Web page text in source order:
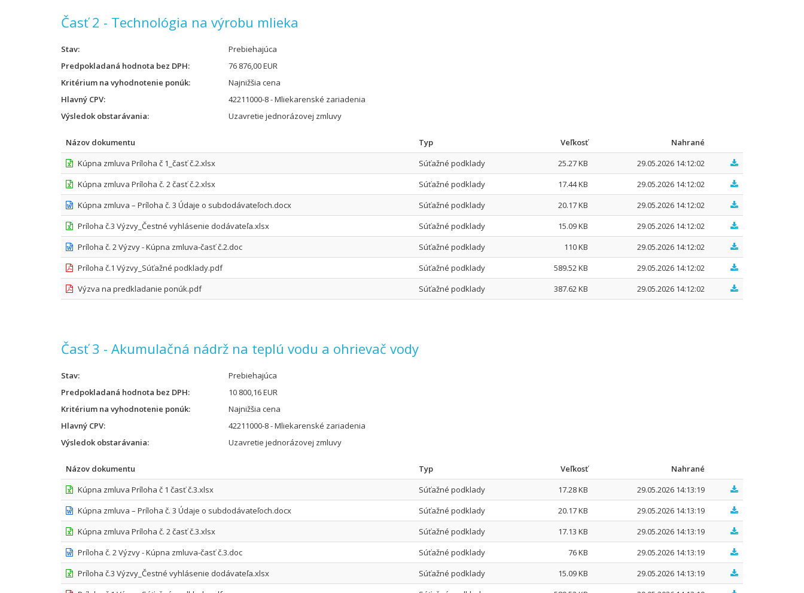
Časť 2 - Technológia na výrobu mlieka
Stav
Prebiehajúca
Predpokladaná hodnota bez DPH
76 876,00 EUR
Kritérium na vyhodnotenie ponúk
Najnižšia cena
Hlavný CPV
42211000-8 - Mliekarenské zariadenia
Výsledok obstarávania
Uzavretie jednorázovej zmluvy
Názov dokumentu Typ Veľkosť
Nahrané
Kúpna zmluva Príloha č 1_časť č.2.xlsx
Súťažné podklady 25.27 KB
29.05.2026 14:12:02
Kúpna zmluva Príloha č. 2 časť č.2.xlsx
Súťažné podklady 17.44 KB
29.05.2026 14:12:02
Kúpna zmluva – Príloha č. 3 Údaje o subdodávateľoch.docx
Súťažné podklady 20.17 KB
29.05.2026 14:12:02
Príloha č.3 Výzvy_Čestné vyhlásenie dodávateľa.xlsx
Súťažné podklady 15.09 KB
29.05.2026 14:12:02
Príloha č. 2 Výzvy - Kúpna zmluva-časť č.2.doc
Súťažné podklady 110 KB
29.05.2026 14:12:02
Príloha č.1 Výzvy_Súťažné podklady.pdf
Súťažné podklady 589.52 KB
29.05.2026 14:12:02
Výzva na predkladanie ponúk.pdf
Súťažné podklady 387.62 KB 29.05.2026 14:12:02
Časť 3 - Akumulačná nádrž na teplú vodu a ohrievač vody
Stav
Prebiehajúca
Predpokladaná hodnota bez DPH
10 800,16 EUR
Kritérium na vyhodnotenie ponúk
Najnižšia cena
Hlavný CPV
42211000-8 - Mliekarenské zariadenia
Výsledok obstarávania
Uzavretie jednorázovej zmluvy
Názov dokumentu Typ Veľkosť
Nahrané
Kúpna zmluva Príloha č 1 časť č.3.xlsx
Súťažné podklady 17.28 KB
29.05.2026 14:13:19
Kúpna zmluva – Príloha č. 3 Údaje o subdodávateľoch.docx
Súťažné podklady 20.17 KB
29.05.2026 14:13:19
Kúpna zmluva Príloha č. 2 časť č.3.xlsx
Súťažné podklady 17.13 KB
29.05.2026 14:13:19
Príloha č. 2 Výzvy - Kúpna zmluva-časť č.3.doc
Súťažné podklady 76 KB
29.05.2026 14:13:19
Príloha č.3 Výzvy_Čestné vyhlásenie dodávateľa.xlsx
Súťažné podklady 15.09 KB
29.05.2026 14:13:19